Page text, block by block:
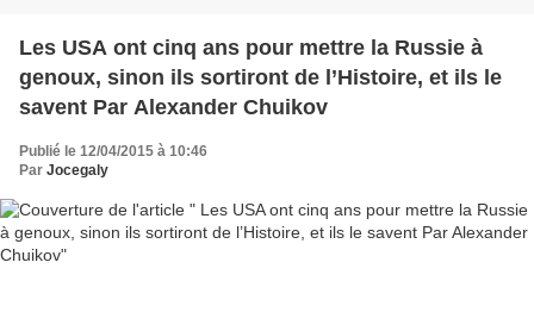
Les USA ont cinq ans pour mettre la Russie à
genoux, sinon ils sortiront de l’Histoire, et ils le
savent Par Alexander Chuikov
Publié le 12/04/2015 à 10:46
Par Jocegaly